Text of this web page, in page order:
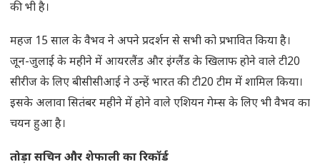
की भी है।
महज 15 साल के वैभव ने अपने प्रदर्शन से सभी को प्रभावित किया है।
जून-जुलाई के महीने में आयरलैंड और इंग्लैंड के खिलाफ होने वाले टी20
सीरीज के लिए बीसीसीआई ने उन्हें भारत की टी20 टीम में शामिल किया।
इसके अलावा सितंबर महीने में होने वाले एशियन गेम्स के लिए भी वैभव का
चयन हुआ है।
तोड़ा सचिन और शेफाली का रिकॉर्ड